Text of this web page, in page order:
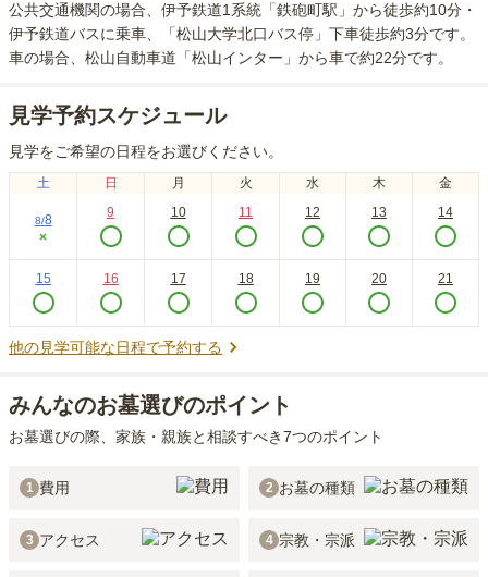
公共交通機関の場合、伊予鉄道1系統「鉄砲町駅」から徒歩約10分・
伊予鉄道バスに乗車、「松山大学北口バス停」下車徒歩約3分です。
車の場合、松山自動車道「松山インター」から車で約22分です。
見学予約スケジュール
見学をご希望の日程をお選びください。
土 日 月 火 水 木 金
8/8
×
9 10 11 12 13 14
15 16 17 18 19 20 21
他の見学可能な日程で予約する
みんなのお墓選びのポイント
お墓選びの際、家族・親族と相談すべき7つのポイント
1 費用 2 お墓の種類
3 アクセス 4 宗教・宗派